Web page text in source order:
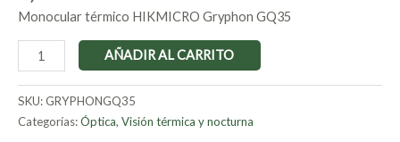
Monocular térmico HIKMICRO Gryphon GQ35
AÑADIR AL CARRITO
SKU:GRYPHONGQ35
Categorías:Óptica, Visión térmica y nocturna